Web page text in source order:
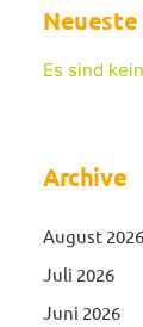
Es sind
Archive
August 2026
Juli 2026
Juni 2026